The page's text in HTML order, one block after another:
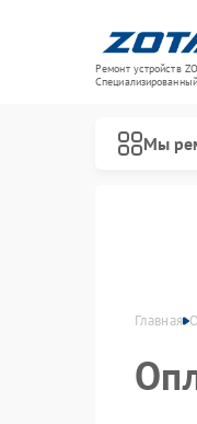
Ремонт устройств
Мы
Главная